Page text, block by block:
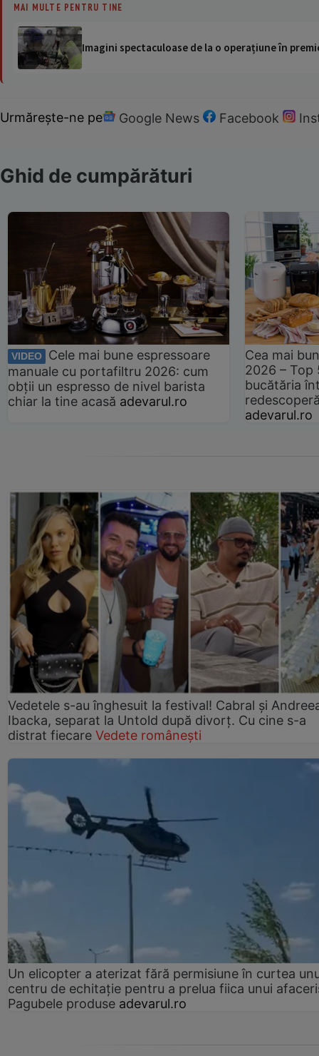
MAI MULTE PENTRU TINE
Imagini spectaculoase de la o operațiune în
Urmărește-ne pe Google News Facebook
Ghid de cumpărături
VIDEO
Cele mai bune espressoare
manuale cu portafiltru 2026: cum
obții un espresso de nivel barista
chiar la tine acasă adevarul.ro
Cea mai
2026 –
bucătăria
adevarul.ro
Vedetele s-au înghesuit la festival! Cabral și
Ibacka, separat la Untold după divorț. Cu cine s-a
distrat fiecare Vedete românești
Un elicopter a aterizat fără permisiune în curtea
centru de echitație pentru a prelua fiica unui
Pagubele produse adevarul.ro